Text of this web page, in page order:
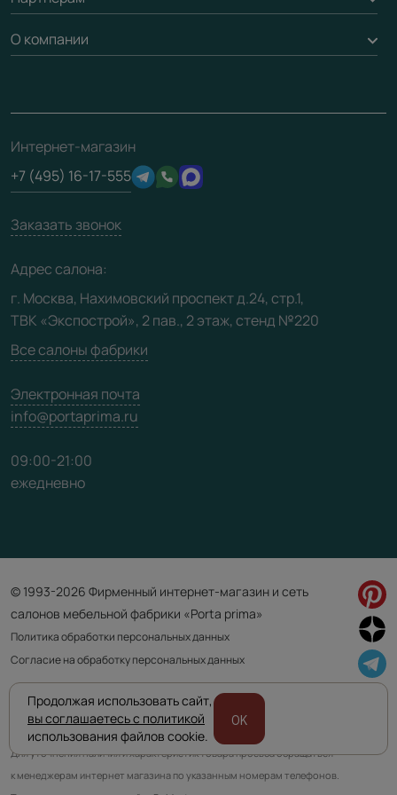
Рейки, баффели, стеллажи
Погонаж
Гарантия
Вопрос-ответ
Отзывы клиентов
Техническая информация
Юридическая информация
Доставка
Дизайнерам / архитекторам
Скачать материалы
3D-модели
О компании
О фабрике
Сертификаты
Производство
Вакансии
Видео
Карта сайта
Интернет-магазин
+7 (495) 16-17-555
Заказать звонок
Адрес салона:
г. Москва, Нахимовский проспект д.24, стр.1,
ТВК «Экспострой», 2 пав., 2 этаж, стенд №220
Все салоны фабрики
Электронная почта
info@portaprima.ru
09:00-21:00
ежедневно
© 1993-2026 Фирменный интернет-магазин и сеть
салонов мебельной фабрики «Porta prima»
Политика обработки персональных данных
Согласие на обработку персональных данных
Приведенная на сайте информация не является публичной офертой
и носит информационно ознакомительный характер.
Для уточнения наличия и характеристик товара просьба обращаться
к менеджерам интернет магазина по указанным номерам телефонов.
Продолжая использовать сайт,
вы соглашаетесь с политикой
использования файлов cookie.
OK